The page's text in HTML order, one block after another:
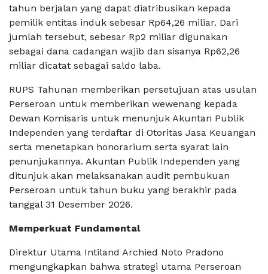
tahun berjalan yang dapat diatribusikan kepada
pemilik entitas induk sebesar Rp64,26 miliar. Dari
jumlah tersebut, sebesar Rp2 miliar digunakan
sebagai dana cadangan wajib dan sisanya Rp62,26
miliar dicatat sebagai saldo laba.
RUPS Tahunan memberikan persetujuan atas usulan
Perseroan untuk memberikan wewenang kepada
Dewan Komisaris untuk menunjuk Akuntan Publik
Independen yang terdaftar di Otoritas Jasa Keuangan
serta menetapkan honorarium serta syarat lain
penunjukannya. Akuntan Publik Independen yang
ditunjuk akan melaksanakan audit pembukuan
Perseroan untuk tahun buku yang berakhir pada
tanggal 31 Desember 2026.
Memperkuat Fundamental
Direktur Utama Intiland Archied Noto Pradono
mengungkapkan bahwa strategi utama Perseroan